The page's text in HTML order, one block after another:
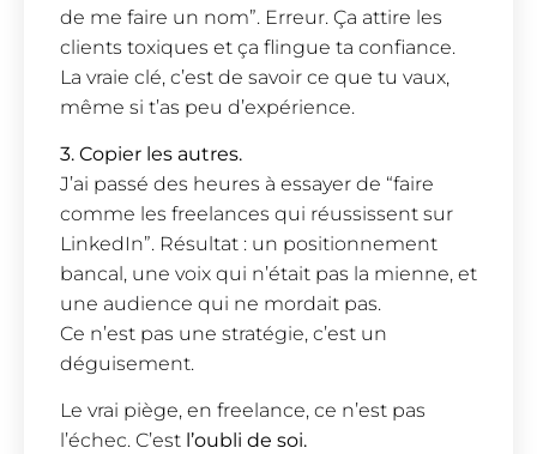
de me faire un nom”. Erreur. Ça attire les
clients toxiques et ça flingue ta confiance.
La vraie clé, c’est de savoir ce que tu vaux,
même si t’as peu d’expérience.
3. Copier les autres.
J’ai passé des heures à essayer de “faire
comme les freelances qui réussissent sur
LinkedIn”. Résultat : un positionnement
bancal, une voix qui n’était pas la mienne, et
une audience qui ne mordait pas.
Ce n’est pas une stratégie, c’est un
déguisement.
Le vrai piège, en freelance, ce n’est pas
l’échec. C’est l’oubli de soi.